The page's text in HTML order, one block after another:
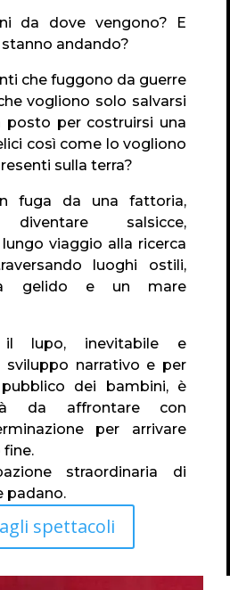
da dove vengono? E
andando?
che fuggono da guerre
vogliono solo salvarsi
posto per costruirsi una
così come lo vogliono
sulla terra?
fuga da una fattoria,
salsicce,
viaggio alla ricerca
luoghi ostili,
gelido e un mare
il lupo, inevitabile e
sviluppo narrativo e per
dei bambini, è
da affrontare con
per arrivare
straordinaria di
padano.
spettacoli